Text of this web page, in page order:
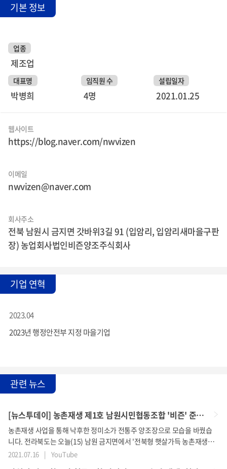
기본 정보
업종
제조업
대표명
박병희
임직원 수
4명
설립일자
2021.01.25
웹사이트
https://blog.naver.com/nwvizen
이메일
nwvizen@naver.com
회사주소
전북 남원시 금지면 갓바위3길 91 (입암리, 입암리새마을구판
장) 농업회사법인비즌양조주식회사
기업 연혁
2023.04
2023년 행정안전부 지정 마을기업
관련 뉴스
[뉴스투데이] 농촌재생 제1호 남원시민협동조합 '비즌' 준공 | 전주MBC 210716 방송
농촌재생 사업을 통해 낙후한 정미소가 전통주 양조장으로 모습을 바꿨습
니다. 전라북도는 오늘(15) 남원 금지면에서 '전북형 햇살가득 농촌재생
제1호 사업장인 남원시민협동조합 '비즌'의 준공식을 열고 소득증대와 일
2021.07.16 | YouTube